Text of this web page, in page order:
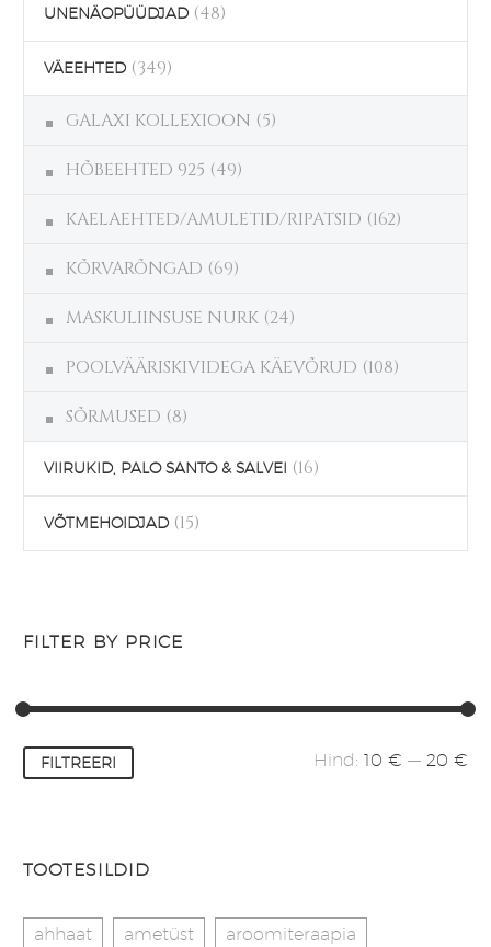
UNENÄOPÜÜDJAD (48)
VÄEEHTED (349)
GALAXI KOLLEXIOON (5)
HÕBEEHTED 925 (49)
KAELAEHTED/AMULETID/RIPATSID (162)
KÕRVARÕNGAD (69)
MASKULIINSUSE NURK (24)
POOLVÄÄRISKIVIDEGA KÄEVÕRUD (108)
SÕRMUSED (8)
VIIRUKID, PALO SANTO & SALVEI (16)
VÕTMEHOIDJAD (15)
FILTER BY PRICE
Minimaalne
Maksimaalne
FILTREERI Hind: 10 € — 20 €
TOOTESILDID
ahhaat ametüst
aroomiteraapia